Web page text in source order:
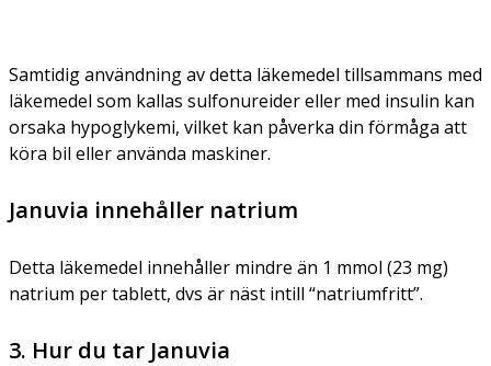
Samtidig användning av detta läkemedel tillsammans med
läkemedel som kallas sulfonureider eller med insulin kan
orsaka hypoglykemi, vilket kan påverka din förmåga att
köra bil eller använda maskiner.
Januvia innehåller natrium
Detta läkemedel innehåller mindre än 1 mmol (23 mg)
natrium per tablett, dvs är näst intill “natriumfritt”.
3. Hur du tar Januvia